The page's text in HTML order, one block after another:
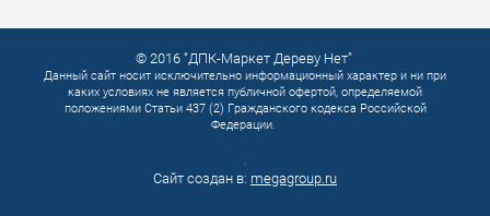
© 2016 “ДПК-Маркет Дереву Нет”
Данный сайт носит исключительно информационный характер и ни при
каких условиях не является публичной офертой, определяемой
положениями Статьи 437 (2) Гражданского кодекса Российской
Федерации.
.
Сайт создан в: megagroup.ru